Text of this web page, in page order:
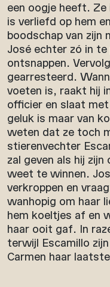
een oogje heeft.
is verliefd op hem
boodschap van zijn
José echter zó in
ontsnappen.
gearresteerd.
voeten is, raakt hij
officier en slaat
geluk is maar van
weten dat ze toch
stierenvechter
zal geven als hij
weet te winnen.
verkroppen en
wanhopig om haar
hem koeltjes af en
haar ooit gaf. In
terwijl Escamillo
Carmen haar